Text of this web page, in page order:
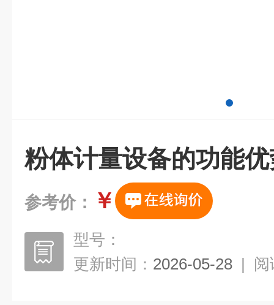
粉体计量设备的功能
参考价： ￥
型号：
更新时间： 2026-05-28 | 阅